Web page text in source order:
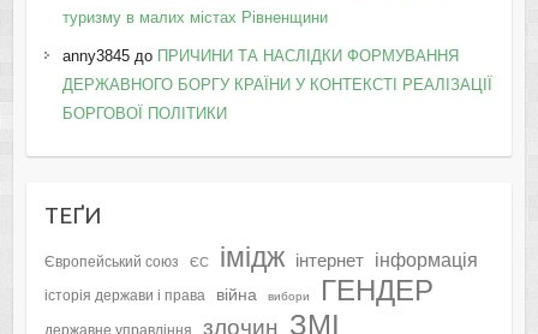
туризму в малих містах Рівненщини
anny3845до ПРИЧИНИ ТА НАСЛІДКИ ФОРМУВАННЯ
ДЕРЖАВНОГО БОРГУ КРАЇНИ У КОНТЕКСТІ РЕАЛІЗАЦІЇ
БОРГОВОЇ ПОЛІТИКИ
ТЕҐИ
Європейський союз ЄС імідж інтернет інформація
історія держави і права війна вибори ГЕНДЕР
злочин ЗМІ